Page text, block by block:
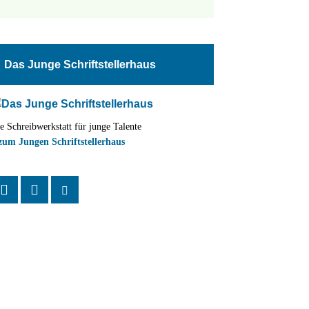
Das Junge Schriftstellerhaus
Schreibwerkstatt für junge Talente
Jungen Schriftstellerhaus